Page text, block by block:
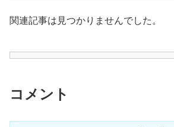
関連記事は見つかりませんでした。
コメント